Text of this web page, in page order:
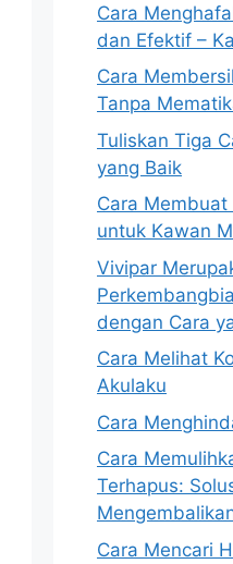
Cara
dan Efektif –
Cara
Tanpa
Tuliskan Tiga
yang Baik
Cara Membuat
untuk Kawan
Vivipar
dengan Cara
Cara Melihat
Akulaku
Cara
Cara
Terhapus:
Cara Mencari